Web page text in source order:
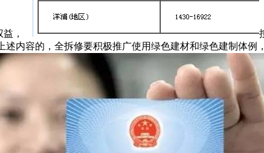
，
内容的，全拆修要积极推广使用绿色建材和绿色建制体